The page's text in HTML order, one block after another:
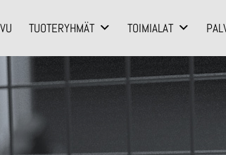
TUOTERYHMÄT TOIMIALAT